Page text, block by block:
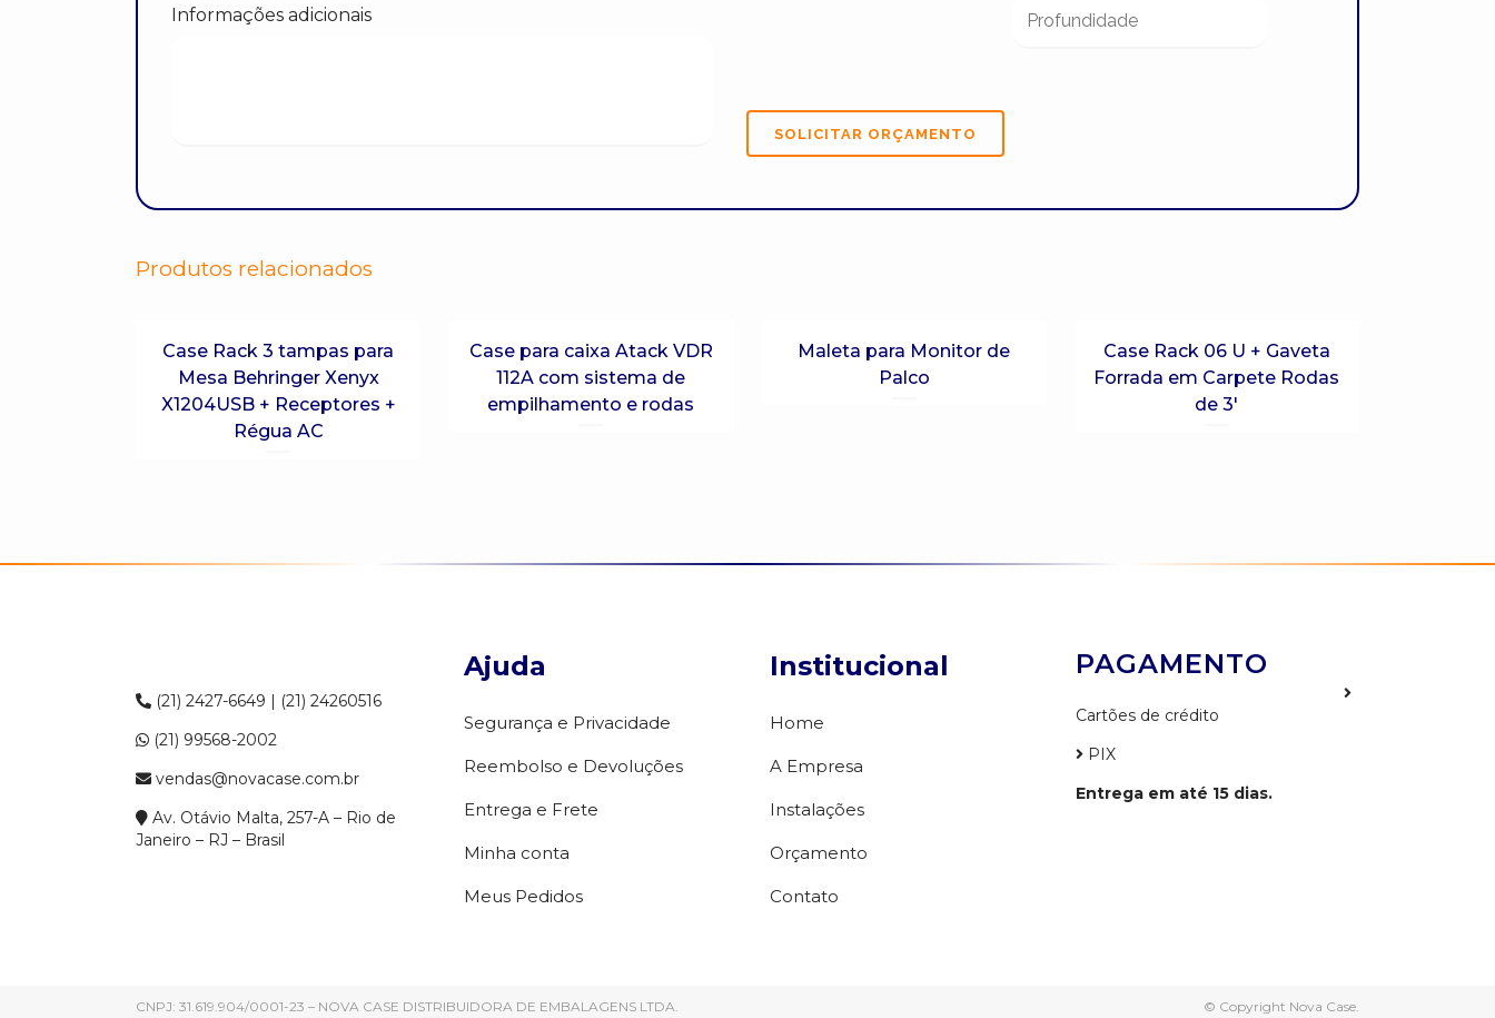
Informações adicionais
Produtos relacionados
Case Rack 3 tampas para
Mesa Behringer Xenyx
X1204USB + Receptores +
Régua AC
Case para caixa Atack VDR
112A com sistema de
empilhamento e rodas
Maleta para Monitor de
Palco
Case Rack 06 U + Gaveta
Forrada em Carpete Rodas
de 3′
(21) 2427-6649 | (21) 24260516
(21) 99568-2002
vendas@novacase.com.br
Av. Otávio Malta, 257-A – Rio de
Janeiro – RJ – Brasil
Ajuda
Segurança e Privacidade
Reembolso e Devoluções
Entrega e Frete
Minha conta
Meus Pedidos
Institucional
Home
A Empresa
Instalações
Orçamento
Contato
PAGAMENTO
Cartões de crédito
PIX
Entrega em até 15 dias.
CNPJ: 31.619.904/0001-23 – NOVA CASE DISTRIBUIDORA DE EMBALAGENS LTDA. © Copyright Nova Case.